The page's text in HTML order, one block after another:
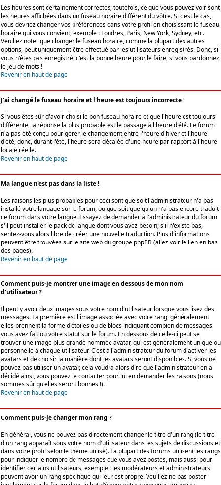
Les heures sont certainement correctes; toutefois, ce que vous pouvez voir sont
les heures affichées dans un fuseau horaire différent du vôtre. Si c'est le cas,
vous devriez changer vos préférences dans votre profil en choisissant le fuseau
horaire qui vous convient, exemple : Londres, Paris, New York, Sydney, etc.
Veuillez noter que changer le fuseau horaire, comme la plupart des autres
options, peut uniquement être effectué par les utilisateurs enregistrés. Donc, si
vous n'êtes pas enregistré, c'est la bonne heure pour le faire, si vous pardonnez
le jeu de mots !
Revenir en haut de page
J'ai changé le fuseau horaire et l'heure est toujours incorrecte !
Si vous êtes sûr d'avoir choisi le bon fuseau horaire et que l'heure est toujours
différente, la réponse la plus probable est le passage à l'heure d'été. Le forum
n'a pas été conçu pour gérer le changement entre l'heure d'hiver et l'heure
d'été; donc, durant l'été, l'heure sera décalée d'une heure par rapport à l'heure
locale réelle.
Revenir en haut de page
Ma langue n'est pas dans la liste !
Les raisons les plus probables pour ceci sont que soit l'administrateur n'a pas
installé votre langage sur le forum, ou que soit quelqu'un n'a pas encore traduit
ce forum dans votre langue. Essayez de demander à l'administrateur du forum
s'il peut installer le pack de langue dont vous avez besoin; s'il n'existe pas,
sentez-vous alors libre de créer une nouvelle traduction. Plus d'informations
peuvent être trouvées sur le site web du groupe phpBB (allez voir le lien en bas
des pages).
Revenir en haut de page
Comment puis-je montrer une image en dessous de mon nom
d'utilisateur ?
Il peut y avoir deux images sous votre nom d'utilisateur lorsque vous lisez des
messages. La première est l'image associée avec votre rang, généralement
elles prennent la forme d'étoiles ou de blocs indiquant combien de messages
vous avez fait ou votre statut sur le forum. En dessous de celle-ci peut se
trouver une image plus grande nommée avatar, qui est généralement unique ou
personnelle à chaque utilisateur. C'est à l'administrateur du forum d'activer les
avatars et de choisir la manière dont les avatars seront disponibles. Si vous ne
pouvez pas utiliser un avatar, cela voudra alors dire que l'administrateur en a
décidé ainsi, vous pouvez le contacter pour lui en demander les raisons (nous
sommes sûr qu'elles seront bonnes !).
Revenir en haut de page
Comment puis-je changer mon rang ?
En général, vous ne pouvez pas directement changer le titre d'un rang (le titre
d'un rang apparaît sous votre nom d'utilisateur dans les sujets de discussions et
dans votre profil selon le thème utilisé). La plupart des forums utilisent les rangs
pour indiquer le nombre de messages que vous avez postés, mais aussi pour
identifier certains utilisateurs, exemple : les modérateurs et administrateurs
peuvent avoir un rang spécifique qui leur est propre. Veuillez ne pas poster